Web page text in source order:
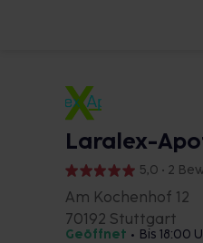
Laralex-
5,0 • 2
Am Kochenhof 12
70192 Stuttgart
Geöffnet • Bis 18:00